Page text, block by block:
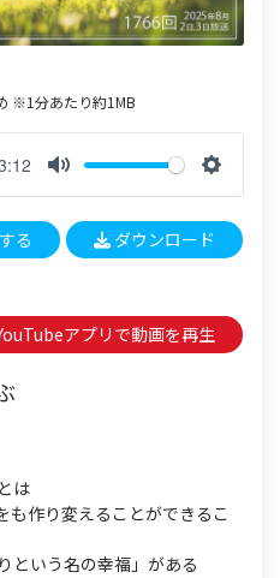
※1分あたり約1MB
t
e
t
n
g
る ダウンロード
アプリで動画を再生
は
作り変えることができるこ
という名の幸福」がある